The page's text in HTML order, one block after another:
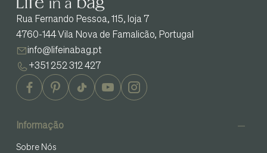
Rua Fernando Pessoa, 115, loja 7
4760-144 Vila Nova de Famalicão, Portugal
info@lifeinabag.pt
+351 252 312 427
Informação
Sobre Nós